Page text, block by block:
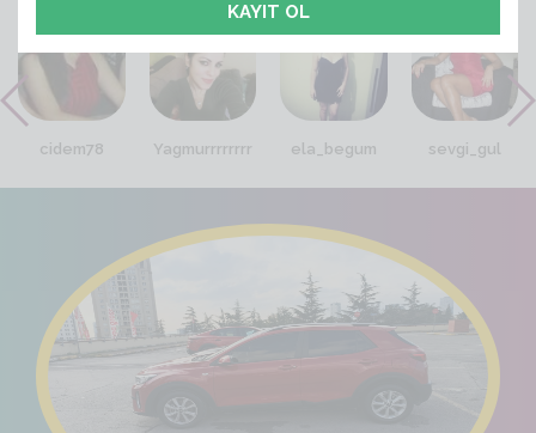
cidem78 Yagmurrrrrrrr ela_begum sevgi_gul